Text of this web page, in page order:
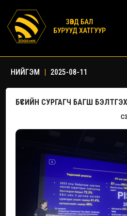
ЗӨВД БАЛ
БУРУУД ХАТГУУР
НИЙГЭМ | 2025-08-11
БҮСИЙН СУРГАГЧ БАГШ